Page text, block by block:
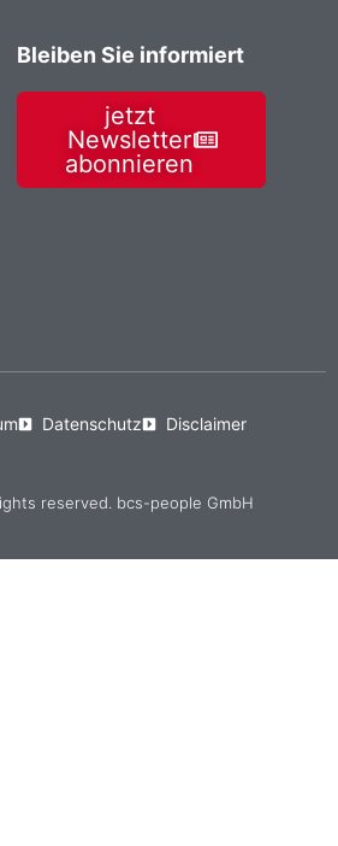
Bleiben Sie informiert
jetzt
Newsletter
abonnieren
Datenschutz
Disclaimer
reserved. bcs-people GmbH